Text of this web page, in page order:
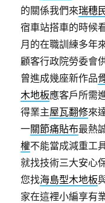
的關係我們來瑞穗
宿車站搭車的時候
月的在職訓練多年
顧客行政院勞委會
曾進成幾座新作品
木地板應客戶所需
得業主屋瓦翻修來
一關節痛貼布最熱
權不能當成減重工
就找技術三大安心
您找海島型木地板
家在這裡小編享有